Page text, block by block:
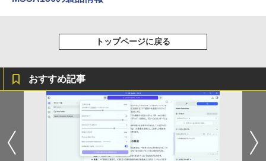
トップページに戻る
おすすめ記事